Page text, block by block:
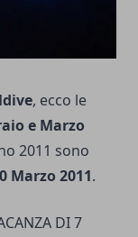
, ecco le
e Marzo
2011 sono
Marzo 2011.
DI 7